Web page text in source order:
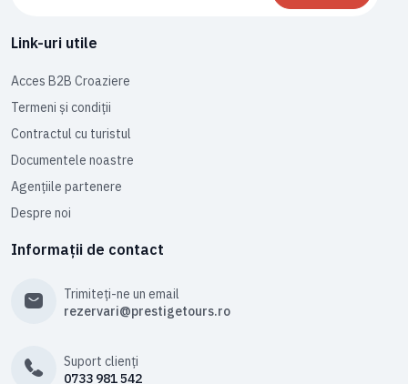
Link-uri utile
Acces B2B Croaziere
Termeni și condiții
Contractul cu turistul
Documentele noastre
Agențiile partenere
Despre noi
Informații de contact
Trimiteți-ne un email
rezervari@prestigetours.ro
Suport clienți
0733 981 542